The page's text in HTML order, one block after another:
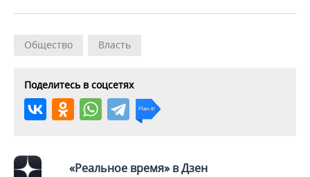
ОТКРЫТАЯ ЛЕКЦИЯ
БАСКЕТБОЛ
ВОЛЕЙБОЛ
КИБЕРСПОРТ
ФИГУРНОЕ КАТАНИЕ
ХОККЕЙ С МЯЧОМ
ИНФРАСТРУКТУРА
ИСТОРИЯ
КУЛЬТУРА
МЕДИЦИНА
ПРОИСШЕСТВИЯ
СПРАВОЧНИК
СПИСОК ПЕРСОН
СПИСОК КОМПАНИЙ
ПОЛНАЯ ВЕРСИЯ
Общество Власть
Поделитесь в соцсетях
«Реальное время» в Дзен